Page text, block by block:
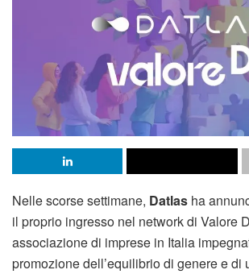
Nelle scorse settimane, Datlas ha
il proprio ingresso nel network di Valore
associazione di imprese in Italia
promozione dell’equilibrio di genere e di